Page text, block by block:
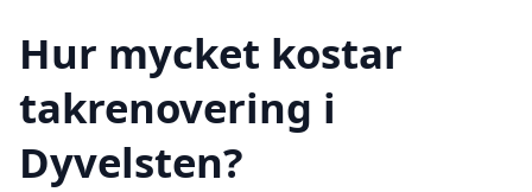
Hur mycket kostar
takrenovering i
Dyvelsten?